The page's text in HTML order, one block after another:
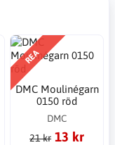
REA
DMC Moulinégarn
0150 röd
DMC
21 kr 13 kr